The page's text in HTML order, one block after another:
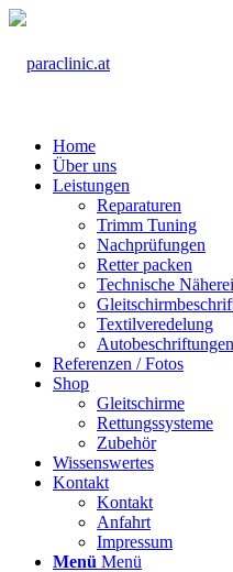
Home
Über uns
Leistungen
Reparaturen
Trimm Tuning
Nachprüfungen
Retter packen
Technische Näherei
Textilveredelung
Autobeschriftungen
Referenzen / Fotos
Shop
Gleitschirme
Rettungssysteme
Zubehör
Wissenswertes
Kontakt
Kontakt
Anfahrt
Impressum
Menü Menü